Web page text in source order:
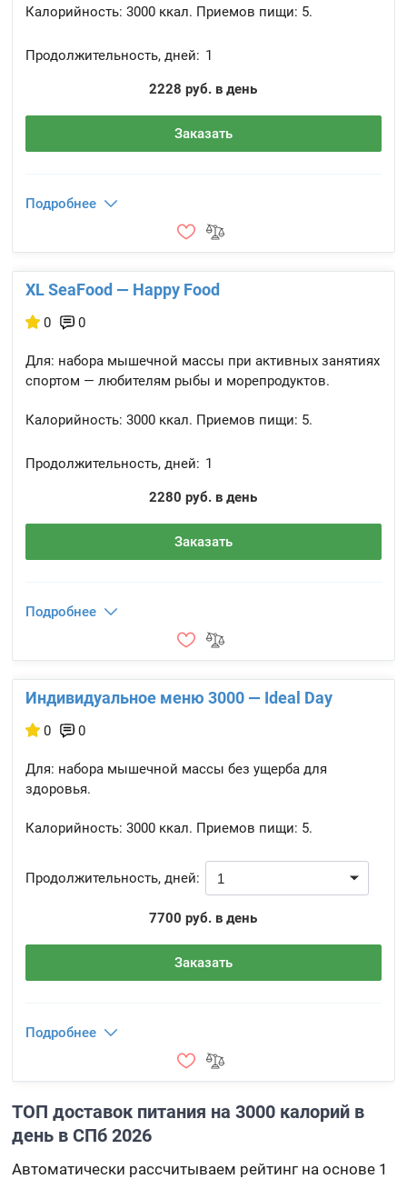
Калорийность: 3000 ккал. Приемов пищи: 5.
Продолжительность, дней: 1
2228 руб. в день
Заказать
Подробнее
XL SeaFood — Happy Food
0 0
Для: набора мышечной массы при активных занятиях
спортом — любителям рыбы и морепродуктов.
Калорийность: 3000 ккал. Приемов пищи: 5.
Продолжительность, дней: 1
2280 руб. в день
Заказать
Подробнее
Индивидуальное меню 3000 — Ideal Day
0 0
Для: набора мышечной массы без ущерба для
здоровья.
Калорийность: 3000 ккал. Приемов пищи: 5.
Продолжительность, дней:
7700 руб. в день
Заказать
Подробнее
ТОП доставок питания на 3000 калорий в
день в СПб 2026
Автоматически рассчитываем рейтинг на основе 1